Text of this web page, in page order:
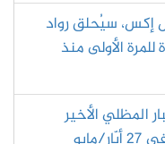
إكس، سيُحلق رواد
الأولى منذ
الأخير